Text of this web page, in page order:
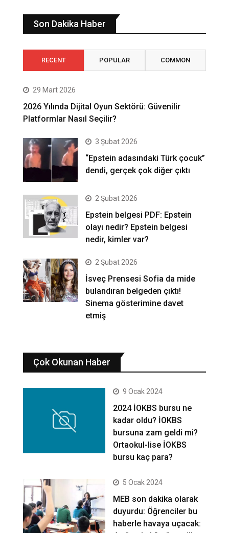
Son Dakika Haber
RECENT POPULAR COMMON
29 Mart 2026
2026 Yılında Dijital Oyun Sektörü: Güvenilir
Platformlar Nasıl Seçilir?
3 Şubat 2026
“Epstein adasındaki Türk çocuk”
dendi, gerçek çok diğer çıktı
2 Şubat 2026
Epstein belgesi PDF: Epstein
olayı nedir? Epstein belgesi
nedir, kimler var?
2 Şubat 2026
İsveç Prensesi Sofia da mide
bulandıran belgeden çıktı!
Sinema gösterimine davet
etmiş
Çok Okunan Haber
9 Ocak 2024
2024 İOKBS bursu ne
kadar oldu? İOKBS
bursuna zam geldi mi?
Ortaokul-lise İOKBS
bursu kaç para?
5 Ocak 2024
MEB son dakika olarak
duyurdu: Öğrenciler bu
haberle havaya uçacak: